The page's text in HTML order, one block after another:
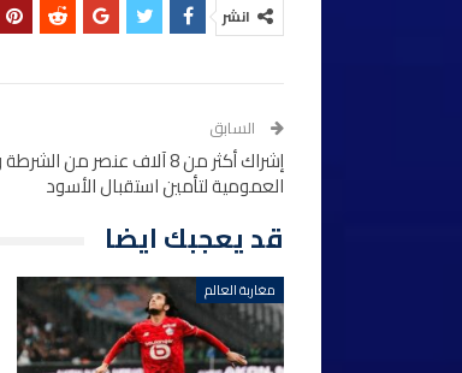
انشر
السابق
إشراك أكثر من 8 آلاف عنصر من
العمومية لتأمين استقبال الأسود
قد يعجبك ايضا
مغاربة العالم